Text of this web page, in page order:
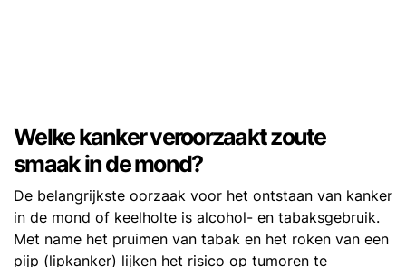
Welke kanker veroorzaakt zoute
smaak in de mond?
De belangrijkste oorzaak voor het ontstaan van kanker
in de mond of keelholte is alcohol- en tabaksgebruik.
Met name het pruimen van tabak en het roken van een
pijp (lipkanker) lijken het risico op tumoren te